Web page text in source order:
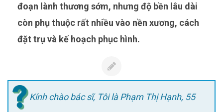
đoạn lành thương sớm, nhưng độ bền lâu dài
còn phụ thuộc rất nhiều vào nền xương, cách
đặt trụ và kế hoạch phục hình.
Kính chào bác sĩ, Tôi là Phạm Thị Hạnh, 55